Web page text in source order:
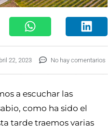
22, 2023 No hay comentarios
a escuchar las
como ha sido el
tarde traemos varias